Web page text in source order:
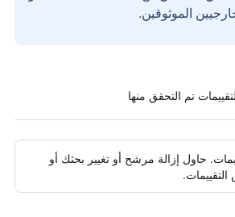
الموثوقين.
حاول إزالة مرشح أو تغيير بحثك أو